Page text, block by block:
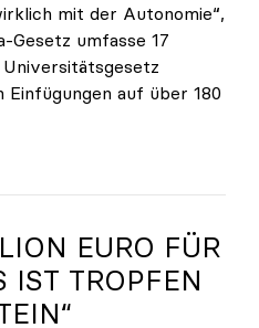
mit der Autonomie“,
Gesetz umfasse 17
Universitätsgesetz
auf über 180
EURO FÜR
IST TROPFEN